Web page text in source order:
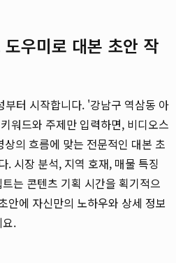
우미로 대본 초안 작
부터 시작합니다. '강남구 역삼동 아
워드와 주제만 입력하면, 비디오스
의 흐름에 맞는 전문적인 대본 초
. 시장 분석, 지역 호재, 매물 특징
는 콘텐츠 기획 시간을 획기적으
안에 자신만의 노하우와 상세 정보
.